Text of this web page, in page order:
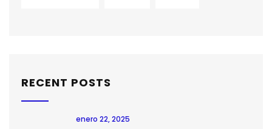
RECENT POSTS
enero 22, 2025